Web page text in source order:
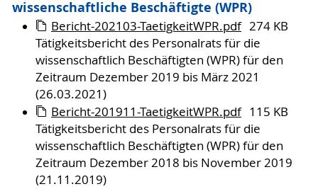
wissenschaftliche Beschäftigte (WPR)
Bericht-202103-TaetigkeitWPR.pdf 274 KB
Tätigkeitsbericht des Personalrats für die
wissenschaftlich Beschäftigten (WPR) für den
Zeitraum Dezember 2019 bis März 2021
(26.03.2021)
Bericht-201911-TaetigkeitWPR.pdf 115 KB
Tätigkeitsbericht des Personalrats für die
wissenschaftlich Beschäftigten (WPR) für den
Zeitraum Dezember 2018 bis November 2019
(21.11.2019)